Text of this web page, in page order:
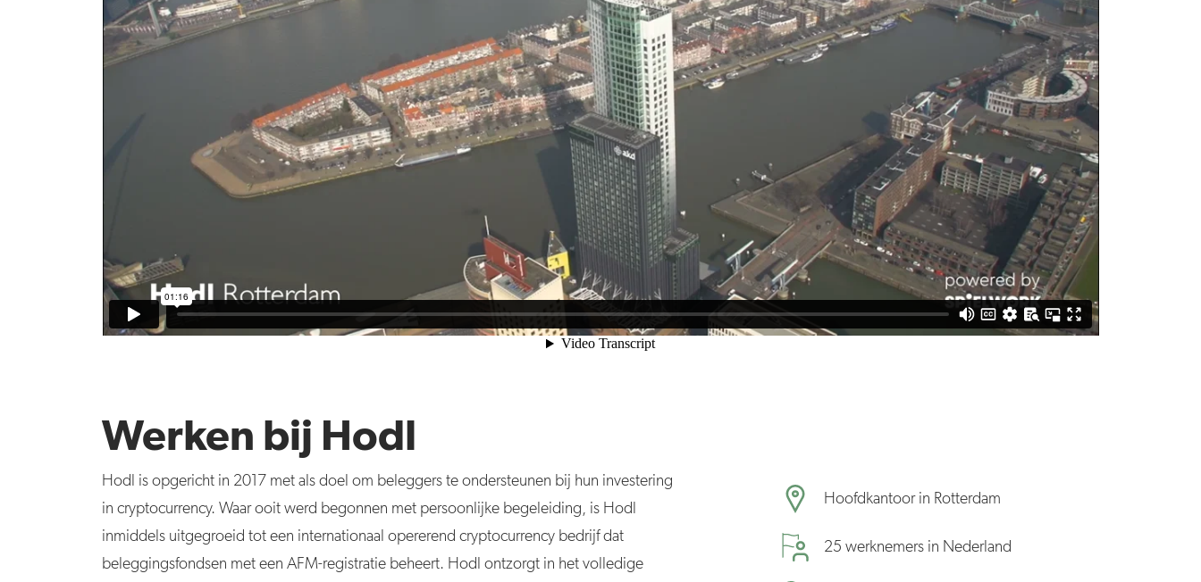
Werken bij Hodl
Hodl is opgericht in 2017 met als doel om beleggers te ondersteunen bij hun investering
in cryptocurrency. Waar ooit werd begonnen met persoonlijke begeleiding, is Hodl
inmiddels uitgegroeid tot een internationaal opererend cryptocurrency bedrijf dat
beleggingsfondsen met een AFM-registratie beheert. Hodl ontzorgt in het volledige
Hoofdkantoor in Rotterdam
25 werknemers in Nederland